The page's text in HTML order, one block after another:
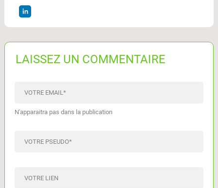
LAISSEZ UN COMMENTAIRE
VOTRE EMAIL *
N'apparaitra pas dans la publication
VOTRE PSEUDO*
VOTRE LIEN